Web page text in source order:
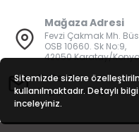
Mağaza Adresi
Fevzi Çakmak Mh.
OSB 10660. Sk No:9,
42050 Karatay/
E-Posta
Sitemizde sizlere
kullanılmaktadır. Detaylı
inceleyiniz.